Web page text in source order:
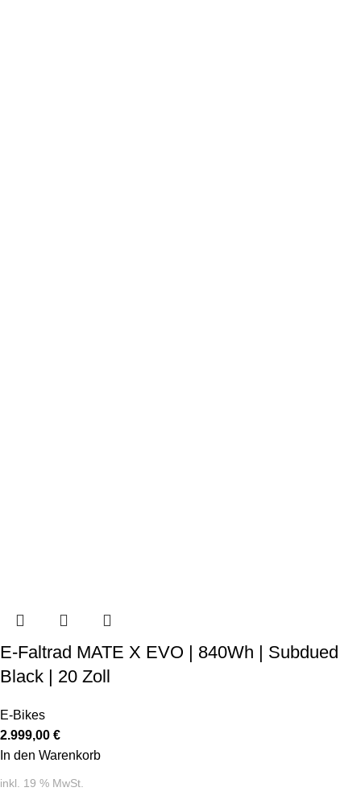
E-Faltrad MATE X EVO | 840Wh | Subdued
Black | 20 Zoll
E-Bikes
2.999,00 €
In den Warenkorb
inkl. 19 % MwSt.